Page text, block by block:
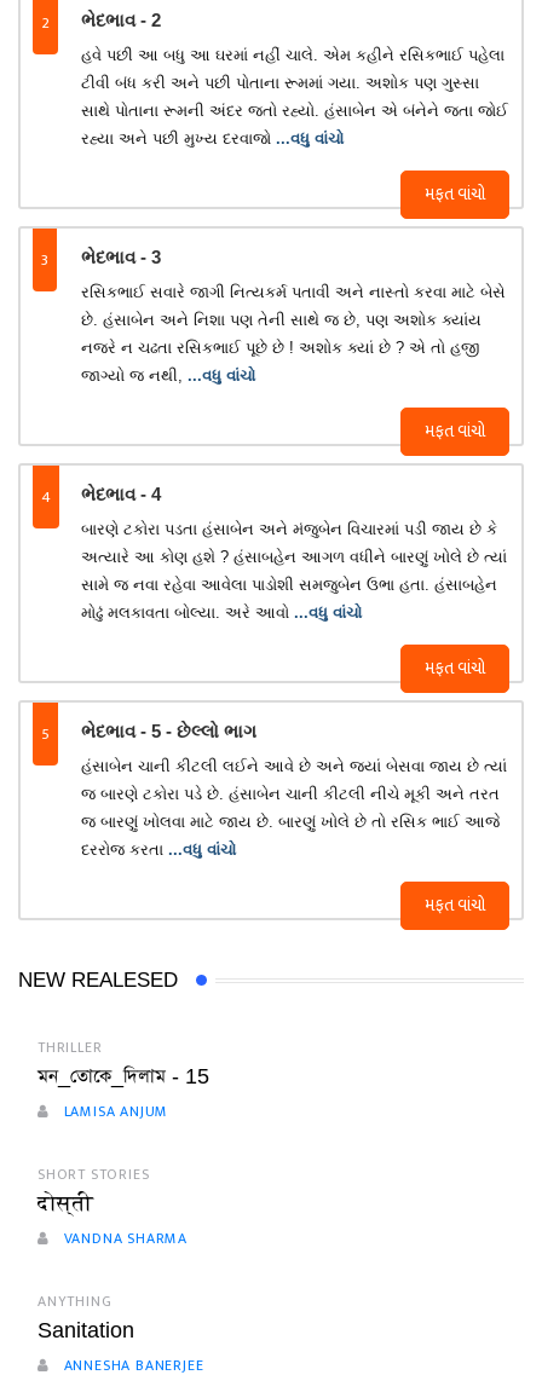
2 ભેદભાવ - 2
મફત વાંચો
હવે પછી આ બધુ આ ઘરમાં નહીં ચાલે. એમ કહીને રસિકભાઈ પહેલા
ટીવી બંધ કરી અને પછી પોતાના રૂમમાં ગયા. અશોક પણ ગુસ્સા
સાથે પોતાના રૂમની અંદર જતો રહ્યો. હંસાબેન એ બંનેને જતા જોઈ
રહ્યા અને પછી મુખ્ય દરવાજો ...વધુ વાંચો
3 ભેદભાવ - 3
મફત વાંચો
રસિકભાઈ સવારે જાગી નિત્યકર્મ પતાવી અને નાસ્તો કરવા માટે બેસે
છે. હંસાબેન અને નિશા પણ તેની સાથે જ છે, પણ અશોક ક્યાંય
નજરે ન ચઢતા રસિકભાઈ પૂછે છે ! અશોક ક્યાં છે ? એ તો હજી
જાગ્યો જ નથી, ...વધુ વાંચો
4 ભેદભાવ - 4
મફત વાંચો
બારણે ટકોરા પડતા હંસાબેન અને મંજુબેન વિચારમાં પડી જાય છે કે
અત્યારે આ કોણ હશે ? હંસાબહેન આગળ વધીને બારણું ખોલે છે ત્યાં
સામે જ નવા રહેવા આવેલા પાડોશી સમજુબેન ઉભા હતા. હંસાબહેન
મોઢું મલકાવતા બોલ્યા. અરે આવો ...વધુ વાંચો
5 ભેદભાવ - 5 - છેલ્લો ભાગ
મફત વાંચો
હંસાબેન ચાની કીટલી લઈને આવે છે અને જ્યાં બેસવા જાય છે ત્યાં
જ બારણે ટકોરા પડે છે. હંસાબેન ચાની કીટલી નીચે મૂકી અને તરત
જ બારણું ખોલવા માટે જાય છે. બારણું ખોલે છે તો રસિક ભાઈ આજે
દરરોજ કરતા ...વધુ વાંચો
NEW REALESED
THRILLER
মন_তোকে_দিলাম - 15
LAMISA ANJUM
SHORT STORIES
दोस्ती
VANDNA SHARMA
ANYTHING
Sanitation
ANNESHA BANERJEE